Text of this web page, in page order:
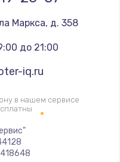
Маркса, д. 358
до 21:00
iq.ru
в нашем сервисе